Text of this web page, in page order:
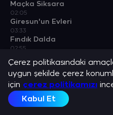
Maçka Siksara
02:05
Giresun'un Evleri
03:33
Fındık Dalda
02:55
İndim Dere Irmağa
02:30
Tabancamın Sapını
02:34
Yalancı Dünya
03:32
Çerez politikasındaki
uygun şekilde çerez
için çerez politikamızı
Kabul Et